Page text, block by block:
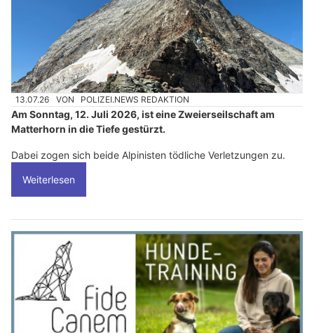
13.07.26 VON POLIZEI.NEWS REDAKTION
Am Sonntag, 12. Juli 2026, ist eine Zweierseilschaft am
Matterhorn in die Tiefe gestürzt.
Dabei zogen sich beide Alpinisten tödliche Verletzungen zu.
Weiterlesen